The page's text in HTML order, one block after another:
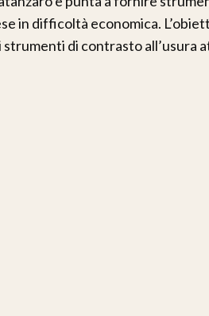
in difficoltà economica.
strumenti di contrasto all’usura